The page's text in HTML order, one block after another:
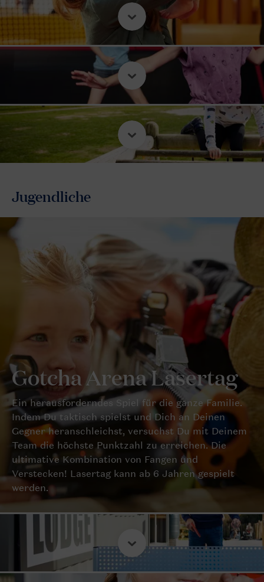
Jugendliche
Gotcha Arena Lasertag
Ein herausforderndes Spiel für die ganze Familie.
Indem Du taktisch spielst und Dich an Deinen
Gegner heranschleichst, versuchst Du mit Deinem
Team die höchste Punktzahl zu erreichen. Die
ultimative Kombination von Fangen und
Verstecken! Lasertag kann ab 6 Jahren gespielt
werden.